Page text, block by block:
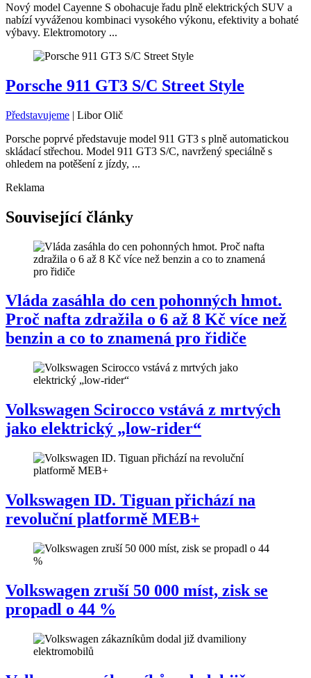
Nový model Cayenne S obohacuje řadu plně elektrických SUV a
nabízí vyváženou kombinaci vysokého výkonu, efektivity a bohaté
výbavy. Elektromotory ...
Porsche 911 GT3 S/C Street Style
Představujeme | Libor Olič
Porsche poprvé představuje model 911 GT3 s plně automatickou
skládací střechou. Model 911 GT3 S/C, navržený speciálně s
ohledem na potěšení z jízdy, ...
Reklama
Související články
Vláda zasáhla do cen pohonných hmot.
Proč nafta zdražila o 6 až 8 Kč více než
benzin a co to znamená pro řidiče
Volkswagen Scirocco vstává z mrtvých
jako elektrický „low-rider“
Volkswagen ID. Tiguan přichází na
revoluční platformě MEB+
Volkswagen zruší 50 000 míst, zisk se
propadl o 44 %